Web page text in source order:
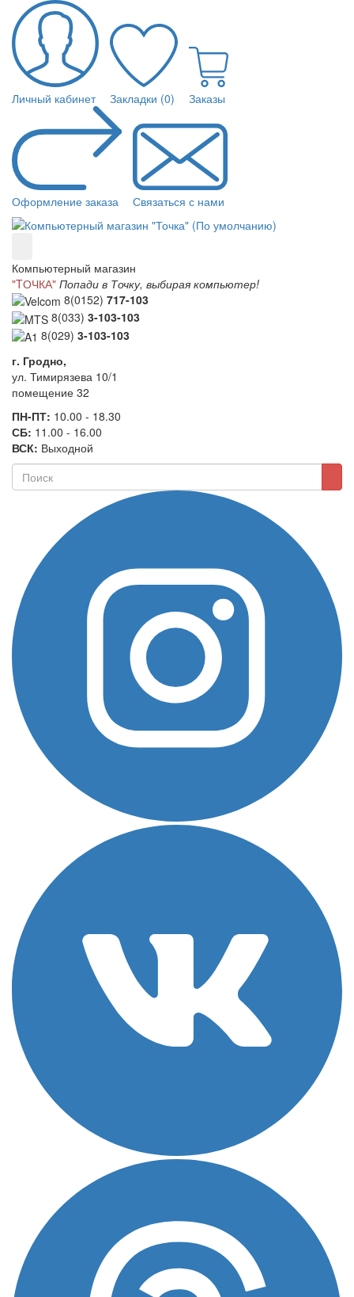
Личный кабинет Закладки (0) Заказы
Оформление заказа Связаться с нами
Компьютерный магазин
"TОЧКА" Попади в Точку, выбирая компьютер!
8(0152) 717-103
8(033) 3-103-103
8(029) 3-103-103
г. Гродно,
ул. Тимирязева 10/1
помещение 32
ПН-ПТ: 10.00 - 18.30
СБ: 11.00 - 16.00
ВСК: Выходной